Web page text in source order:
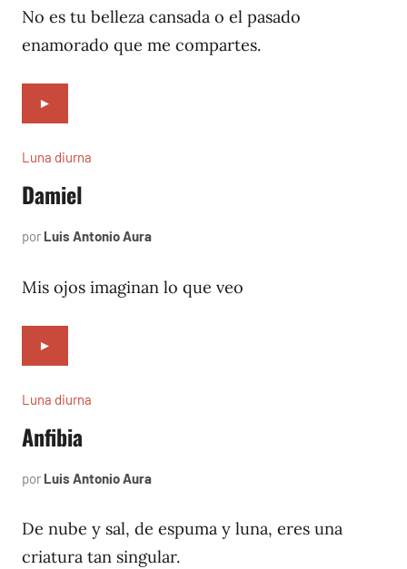
2002
No es tu belleza cansada o el pasado
enamorado que me compartes.
►
Luna diurna
Damiel
por Luis Antonio Aura
2002
Mis ojos imaginan lo que veo
►
Luna diurna
Anfibia
por Luis Antonio Aura
2002
De nube y sal, de espuma y luna, eres una
criatura tan singular.